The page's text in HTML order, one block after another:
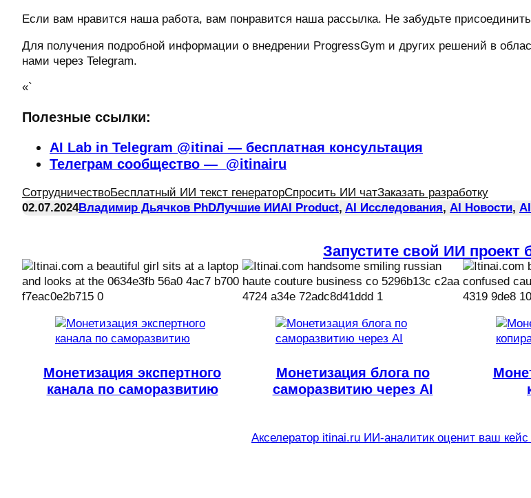
Если вам нравится наша работа, вам понравится наша рассылка. Не забудьте
Для получения подробной информации о внедрении ProgressGym и других решений в
нами через Telegram.
«`
Полезные ссылки:
AI Lab in Telegram @itinai — бесплатная консультация
Телеграм сообщество — @itinairu
СотрудничествоБесплатный ИИ текст генераторСпросить ИИ чатЗаказать разработку
02.07.2024Владимир Дьячков PhDЛучшие ИИAI Product, AI Исследования, AI Новости,
Запустите свой ИИ проект
Монетизация экспертного
канала по саморазвитию
Монетизация блога по
саморазвитию через AI
Акселератор itinai.ru ИИ-аналитик оценит ваш